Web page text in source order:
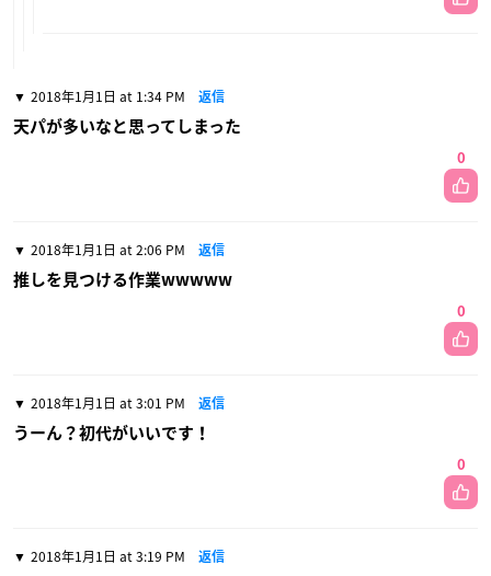
2018年1月1日 at 1:34 PM 返信
天パが多いなと思ってしまった
0
2018年1月1日 at 2:06 PM 返信
推しを見つける作業wwwww
0
2018年1月1日 at 3:01 PM 返信
うーん？初代がいいです！
0
2018年1月1日 at 3:19 PM 返信